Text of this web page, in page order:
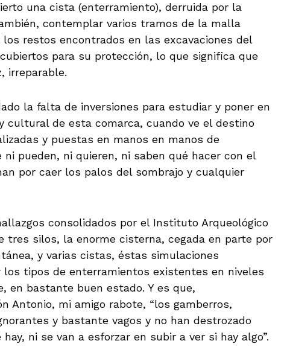
una cista (enterramiento), derruida por la
contemplar varios tramos de la malla
restos encontrados en las excavaciones del
para su protección, lo que significa que
irreparable.
la falta de inversiones para estudiar y poner en
cultural de esta comarca, cuando ve el destino
y puestas en manos en manos de
pueden, ni quieren, ni saben qué hacer con el
por caer los palos del sombrajo y cualquier
consolidados por el Instituto Arqueológico
tres silos, la enorme cisterna, cegada en parte por
y varias cistas, éstas simulaciones
tipos de enterramientos existentes en niveles
en bastante buen estado. Y es que,
Antonio, mi amigo rabote, “los gamberros,
y bastante vagos y no han destrozado
ni se van a esforzar en subir a ver si hay algo”.